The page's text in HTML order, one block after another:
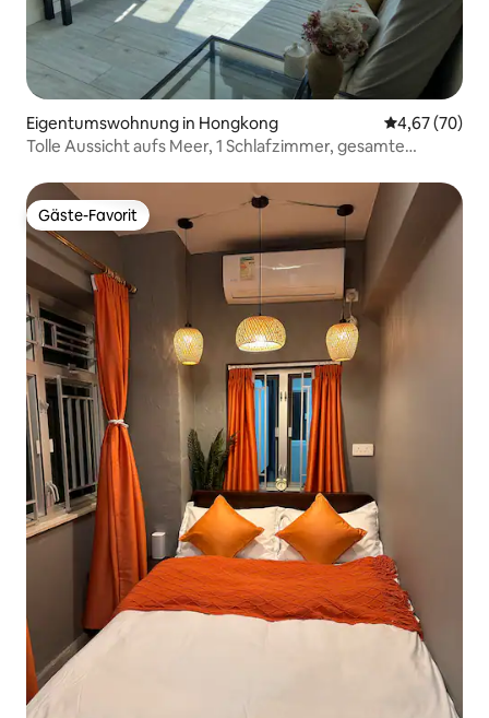
Eigentumswohnung in Hongkong
4,67 (70)
Tolle Aussicht aufs Meer, 1 Schlafzimmer, gesamte
Gäste-Favorit
Gäste-Favorit